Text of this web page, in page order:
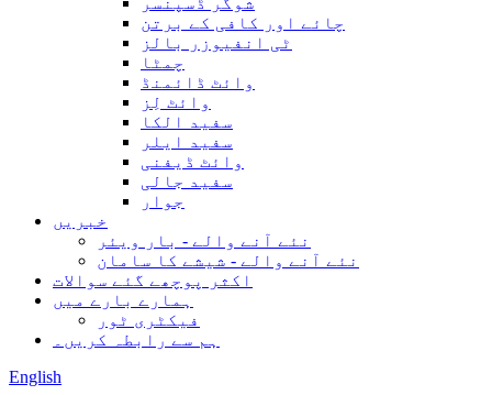
چائے اور کافی کے برتن
ٹی انفیوزر بالز
چمٹا
وائٹ ڈائمنڈ
وائٹ لِز
سفید الکا
سفید ایلر
وائٹ ڈیفنی
سفید جالی
جوار
خبریں
نئے آنے والے - بار ویئر
نئے آنے والے - شیشے کا سامان
اکثر پوچھے گئے سوالات
ہمارے بارے میں
فیکٹری ٹور
ہم سے رابطہ کریں۔
English